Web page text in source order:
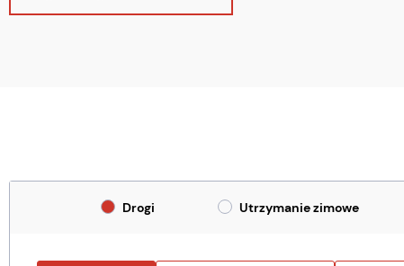
Drogi Utrzymanie zimowe